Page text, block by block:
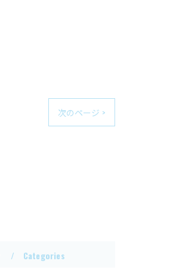
次のページ >
Categories